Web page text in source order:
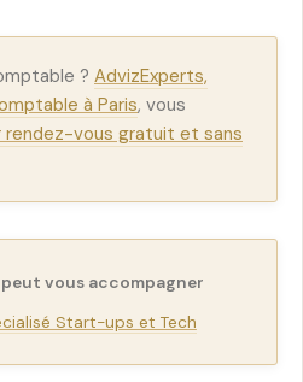
? AdvizExperts,
à Paris, vous
rendez-vous gratuit et sans
vous accompagner
Start-ups et Tech